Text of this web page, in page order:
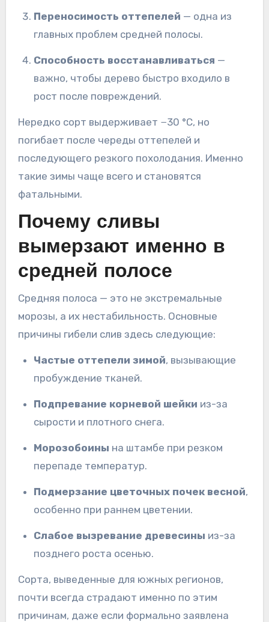
Переносимость оттепелей — одна из
главных проблем средней полосы.
Способность восстанавливаться —
важно, чтобы дерево быстро входило в
рост после повреждений.
Нередко сорт выдерживает −30 °C, но
погибает после череды оттепелей и
последующего резкого похолодания. Именно
такие зимы чаще всего и становятся
фатальными.
Почему сливы
вымерзают именно в
средней полосе
Средняя полоса — это не экстремальные
морозы, а их нестабильность. Основные
причины гибели слив здесь следующие:
Частые оттепели зимой, вызывающие
пробуждение тканей.
Подпревание корневой шейки из-за
сырости и плотного снега.
Морозобоины на штамбе при резком
перепаде температур.
Подмерзание цветочных почек весной,
особенно при раннем цветении.
Слабое вызревание древесины из-за
позднего роста осенью.
Сорта, выведенные для южных регионов,
почти всегда страдают именно по этим
причинам, даже если формально заявлена